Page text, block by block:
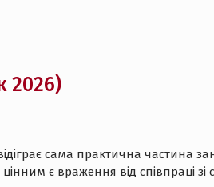
2026)
сама практична частина
є враження від співпраці